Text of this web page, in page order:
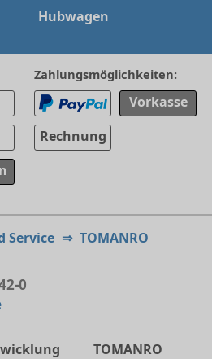
Hubwagen
Zahlungsmöglichkeiten:
Vorkasse
Rechnung
Service ⇒ TOMANRO
0
TOMANRO